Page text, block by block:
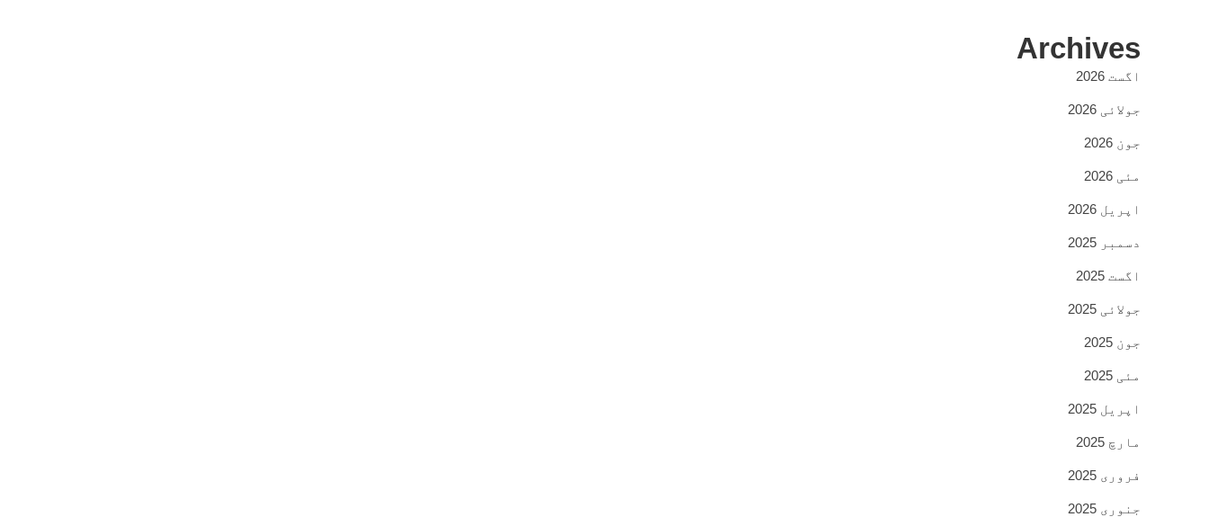
Archives
اگست 2026
جولائی 2026
جون 2026
مئی 2026
اپریل 2026
دسمبر 2025
اگست 2025
جولائی 2025
جون 2025
مئی 2025
اپریل 2025
مارچ 2025
فروری 2025
جنوری 2025